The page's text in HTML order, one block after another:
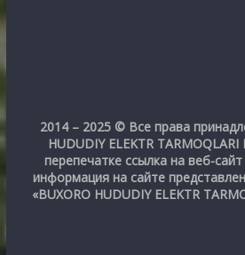
2014 – 2025 © Все права
HUDUDIY ELEKTR TARMOQLARI
перепечатке ссылка на веб-
информация на сайте
«BUXORO HUDUDIY ELEKTR